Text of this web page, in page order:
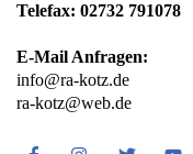
Telefax: 02732 791078
E-Mail Anfragen:
info@ra-kotz.de
ra-kotz@web.de